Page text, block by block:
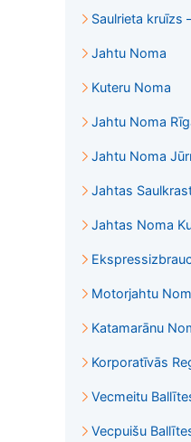
Saulrieta kruīzs
Jahtu Noma
Kuteru Noma
Jahtu Noma
Jahtu Noma
Jahtas
Jahtas Noma
Motorjahtu
Katamarānu
Korporatīvās
Vecmeitu
Vecpuišu